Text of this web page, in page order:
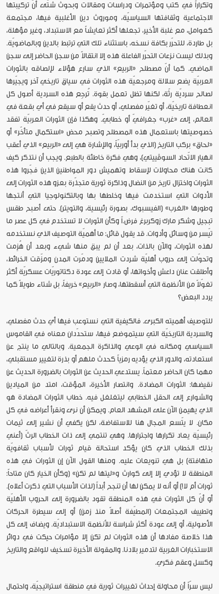
وتكراراً في كتب ومؤتمرات ودراسات ومقالات وبحوث شتّى أنّ تركيبتها
الاجتماعية وثقافتها السياسيّة، وموروث دين الأغلبية فيها، مجتمعة
كعوامل، مع غلبة الأخير، تجعلها أكثر تعايشاً مع الاستبداد، وغير مؤهلة،
بل طاردة، للتحرّر بكافة نسخه، باستثناء تلك التي ترتبط بالدين وبالماضويّة.
وبذلك ليست نزعات التحرّر الفاعلة هذه إلا انتقالاً من سجن الحاضر إلى سجن
الماضي. كما أنّ مصطلح «الربيع» الذي سارع هؤلاء لإلصاقه بالثورات
العربيّة يضع سلالة ومرجعيّة هذه الثورات في سياق تاريخي آخر ويجيّرها
لصالح سرديّة رثّة، لكنها تظل تعمل بقوة. تُرجِع هذه السردية أصول كل
انعطافة تاريخيّة، أو تغيّر مفصلي، أو حدث يقع أو سيقع في أي بقعة في
العالم، إلى «غرب» جغرافيّ أو خطابيّ. وهكذا فإن الثورات العربيّة تفقد
خصوصيتها باستعمال هذه المصطلح وتصبح محض «استكمال متأخّر» أو
«لحاق» بركب التاريخ (الذي بدأ أوربيّاً، والإشارة هي إلى «الربيع» الذي أعقب
انهيار الاتّحاد السوڤييتي)، وهي فكرة خاطئة بالطبع. ويجب أن نتذكر كيف
كانت هناك محاولات لإسقاط وتهميش دور المواطنين الذين فجّروا هذه
الثورات واختزال تاريخ من النضال وذاكرة ثورية متجذّرة بعزو هذه الثورات إلى
الأدوات التي استخدمت فيها وخلطها بها وبالتكنولوجيا التي أنتجها
وطورها «الغرب» (الفيسبوك، بصورة رئيسية، والتويتر). حتى أصبح طقس
تبجيل وشكر مارك زوكربرغ فرض.اً وكأن الثورات لا تستخدم في كل عصر ما
تيّسر من وسائل وأدوات. قد يقول قائل: ما أهميّة التوصيف الذي نستخدمه
لهذه الثورات، والآن بالذات، بعد أن لم يبق منها شيء وبعد أن هُزِمت
وتحوّلت إلى حروب أهليّة شردت الملايين ودمّرت المدن ومزّقت الخرائط،
وأطلقت عنان داعش وأخواتها، أو قادت إلى عودة دكتاتوريّات عسكريّة أكثر
تغوّلاً من الأنظمة التي أسقطتها، وصار «الربيع» خريفاً، بل شتاء طويلاً كما
يردد البعض؟
للتوصيف أهميته الكبرى. فالكيفية التي نستوعب فيها أي حدث مفصلي،
والسردية التاريخيّة التي سيتموضع فيها، ستحدّدان معناه في القاموس
السياسي ومكانه في الوعي والذاكرة الجمعية. وبالتالي ما ينتج عن
استعادته، والدور الذي يؤديه رمزياً كحدث ملهم أو بذرة لتغيير مستقبلي،
مهما كان الحاضر معتماً. يستدعي الحديث عن الثورات بالضرورة الحديث عن
نقيضها: الثورات المضادة. وانتصار الأخيرة، المؤقت، امتد من الميادين
والشوارع إلى الحقل الخطابي ليتغلغل فيه. خطاب الثورات المضادة هو
الذي يهيمن الآن على المشهد العام. ويمكن أن نرى ونقرأ أعراضه في كل
مكان. لا يتّسع المجال هنا للاستفاضة، لكن يكفي أن نشير إلى ثيمات
رئيسيّة يعاد تكرارها واجترارها. وهي تنتمي إلى ذات الخطاب الرثّ (أعني
بذلك الخطاب الذي كان يؤكد استحالة قيام ثورات لأسباب ثقافويّة
متهافتة) بل هي تنويعات عليه. ومنها القول الآن إن الثورات في هذه
المنطقة لا تؤدي إلا إلى كوارث و«ليتها لم تكن» (وكأن الخيار كان متاحاً:
ثورات أم لا!) أو أنه لا يمكن لها أن تنجح أبداً (لذات الأسباب التي ذكرت أعلاه).
أو أنّ كل الثورات في هذه المنطقة تقود بالضرورة إلى الحروب الأهليّة
وتطييف المجتمعات (المطيّفة أصلاً منذ زمن) أو إلى سيطرة الحركات
الأصولية، أو إلى عودة أكثر شراسة للأنظمة الاستبداديّة. ويضاف إلى كل
هذا خلاصة مفادها أن هذه الثورات لم تكن إلا مؤامرات حيكت في دوائر
الاستخبارات الغربية لتدمير بلادنا. والمقولة الأخيرة تسخيف للواقع والتاريخ
وكسل وعقم فكري.
ليس سرّاً أن محاولة إحداث تغييرات ثورية في منطقة استراتيجيّة، واحتمال